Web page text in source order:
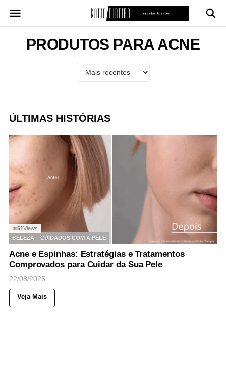
para
conteúdoPRODUTOS PARA ACNE
ÚLTIMAS HISTÓRIAS
◉51Views
BELEZA
CUIDADOS COM A PELE
Acne e Espinhas: Estratégias e Tratamentos
Comprovados para Cuidar da Sua Pele
22/08/2025
Veja Mais